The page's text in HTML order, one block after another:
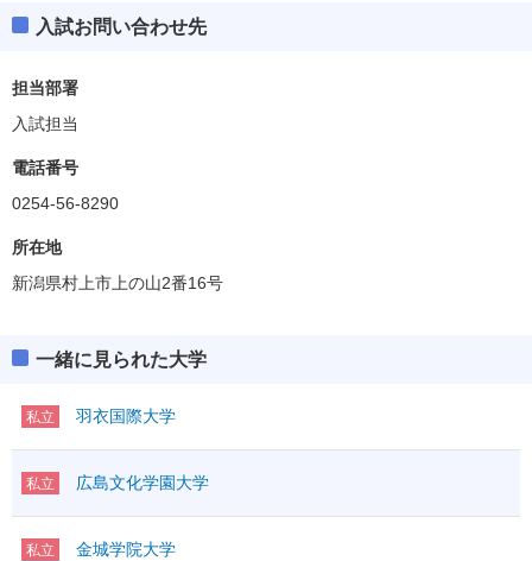
入試お問い合わせ先
担当部署
入試担当
電話番号
0254-56-8290
所在地
新潟県村上市上の山2番16号
一緒に見られた大学
私立 羽衣国際大学
私立 広島文化学園大学
私立 金城学院大学